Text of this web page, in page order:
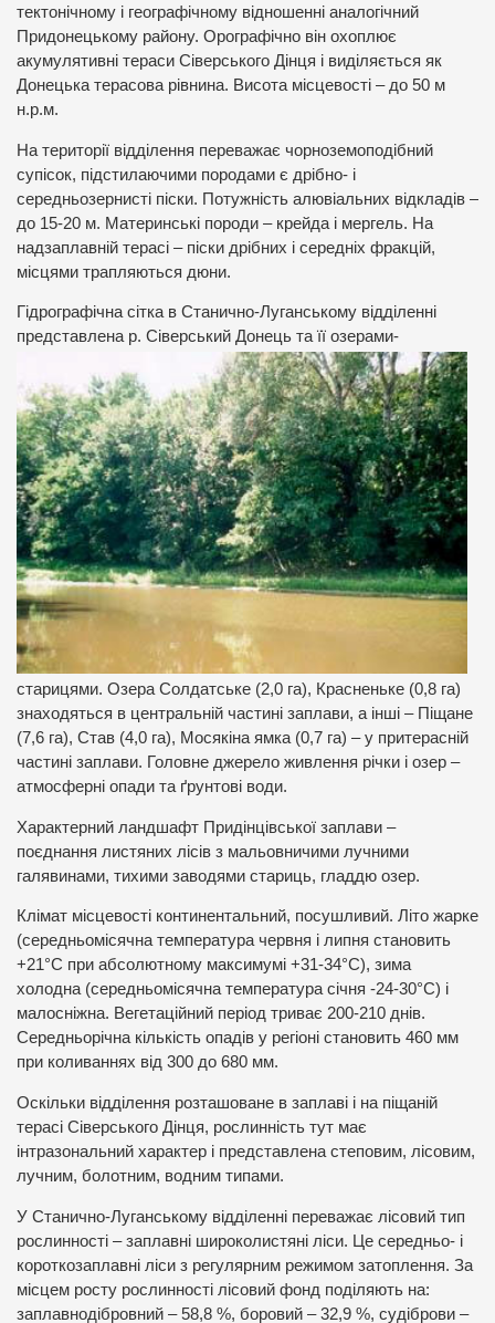
тектонічному і географічному відношенні аналогічний
Придонецькому району. Орографічно він охоплює
акумулятивні тераси Сіверського Дінця і виділяється як
Донецька терасова рівнина. Висота місцевості – до 50 м
н.р.м.
На території відділення переважає чорноземоподібний
супісок, підстилаючими породами є дрібно- і
середньозернисті піски. Потужність алювіальних відкладів –
до 15-20 м. Материнські породи – крейда і мергель. На
надзаплавній терасі – піски дрібних і середніх фракцій,
місцями трапляються дюни.
Гідрографічна сітка в Станично-Луганському відділенні
представлена р. Сіверський Донець та її озерами-
старицями. Озера Солдатське (2,0 га), Красненьке (0,8 га)
знаходяться в центральній частині заплави, а інші – Піщане
(7,6 га), Став (4,0 га), Мосякіна ямка (0,7 га) – у притерасній
частині заплави. Головне джерело живлення річки і озер –
атмосферні опади та ґрунтові води.
Характерний ландшафт Придінцівської заплави –
поєднання листяних лісів з мальовничими лучними
галявинами, тихими заводями стариць, гладдю озер.
Клімат місцевості континентальний, посушливий. Літо жарке
(середньомісячна температура червня і липня становить
+21°С при абсолютному максимумі +31-34°С), зима
холодна (середньомісячна температура січня -24-30°С) і
малосніжна. Вегетаційний період триває 200-210 днів.
Середньорічна кількість опадів у регіоні становить 460 мм
при коливаннях від 300 до 680 мм.
Оскільки відділення розташоване в заплаві і на піщаній
терасі Сіверського Дінця, рослинність тут має
інтразональний характер і представлена степовим, лісовим,
лучним, болотним, водним типами.
У Станично-Луганському відділенні переважає лісовий тип
рослинності – заплавні широколистяні ліси. Це середньо- і
короткозаплавні ліси з регулярним режимом затоплення. За
місцем росту рослинності лісовий фонд поділяють на:
заплавнодібровний – 58,8 %, боровий – 32,9 %, судіброви –